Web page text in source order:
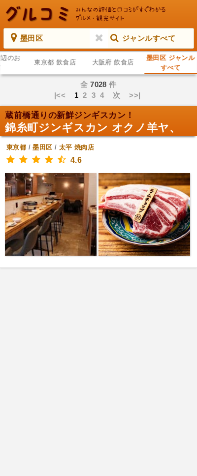
墨田区 ジャンルすべて
のお
東京都 飲食店 大阪府 飲食店
墨田区 ジャンル
すべて
全7028 件
|<< 12 3 4 次 >>|
蔵前橋通りの新鮮ジンギスカン！
錦糸町ジンギスカン オクノ羊ヤ、
東京都 /墨田区 / 太平 焼肉店
4.6